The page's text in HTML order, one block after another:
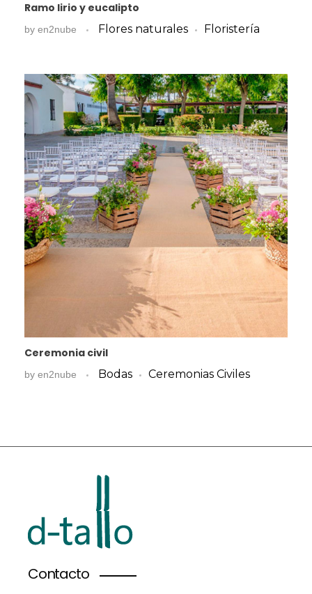
Ramo lirio y eucalipto
by en2nube Flores naturales Floristería
Ceremonia civil
by en2nube Bodas Ceremonias Civiles
Contacto